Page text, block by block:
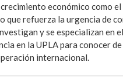
económico como
que refuerza la urgencia de
y se especializan en
en la UPLA para conocer
internacional.